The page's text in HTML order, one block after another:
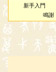
新手入門
鳴謝